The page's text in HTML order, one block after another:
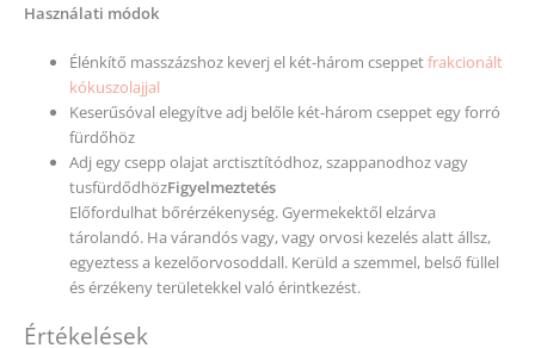
Használati módok
Élénkítő masszázshoz keverj el két-három cseppetfrakcionált
kókuszolajjal
Keserűsóval elegyítve adj belőle két-három cseppet egy forró
fürdőhöz
Adj egy csepp olajat arctisztítódhoz, szappanodhoz vagy
tusfürdődhözFigyelmeztetés
Előfordulhat bőrérzékenység. Gyermekektől elzárva
tárolandó. Ha várandós vagy, vagy orvosi kezelés alatt állsz,
egyeztess a kezelőorvosoddall. Kerüld a szemmel, belső füllel
és érzékeny területekkel való érintkezést.
Értékelések